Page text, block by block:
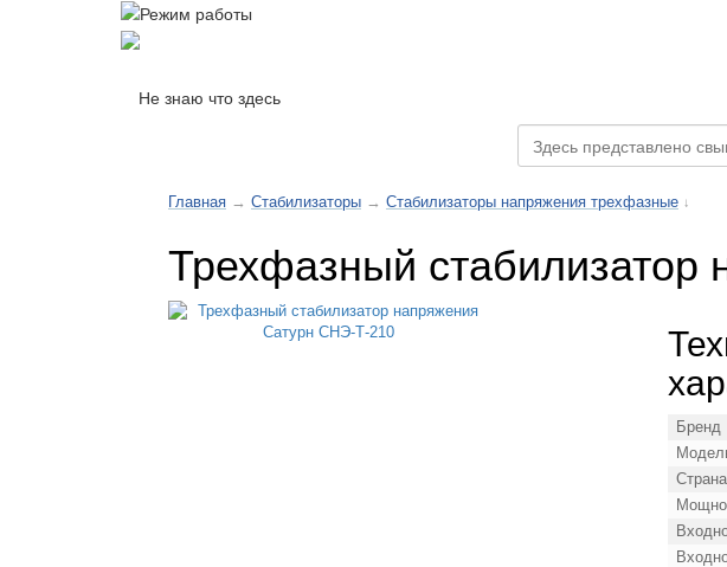
Не знаю что здесь
Главная → Стабилизаторы → Стабилизаторы напряжения трехфазные ↓
Трехфазный
Бренд